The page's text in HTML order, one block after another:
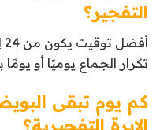
التفجير؟
تكرار الجماع يوميًا أو
كم يوم تبقى
الإبرة التفجيرية؟